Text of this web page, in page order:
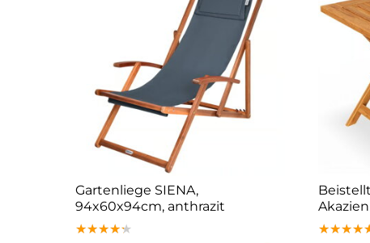
Gartenliege SIENA,
94x60x94cm, anthrazit
★★★★★
★★★★★
★★★★★
braun